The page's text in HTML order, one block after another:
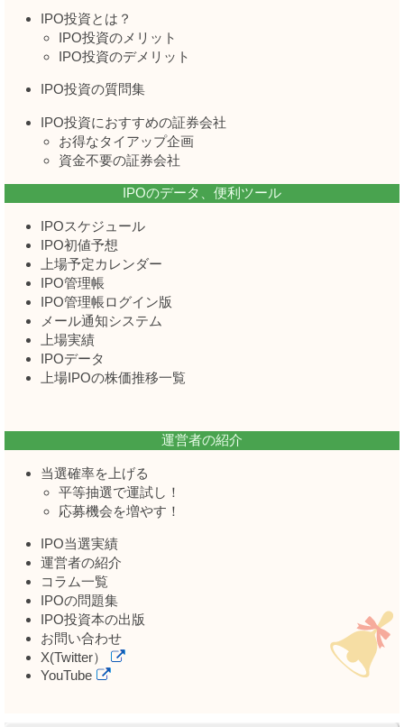
IPO投資とは？
IPO投資のメリット
IPO投資のデメリット
IPO投資の質問集
IPO投資におすすめの証券会社
お得なタイアップ企画
資金不要の証券会社
IPOのデータ、便利ツール
IPOスケジュール
IPO初値予想
上場予定カレンダー
IPO管理帳
IPO管理帳ログイン版
メール通知システム
上場実績
IPOデータ
上場IPOの株価推移一覧
運営者の紹介
当選確率を上げる
平等抽選で運試し！
応募機会を増やす！
IPO当選実績
運営者の紹介
コラム一覧
IPOの問題集
IPO投資本の出版
お問い合わせ
X(Twitter）
YouTube